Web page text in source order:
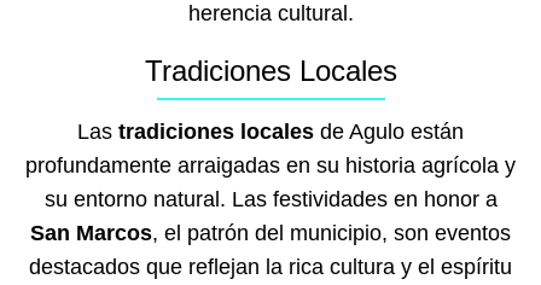
herencia cultural.
Tradiciones Locales
Las tradiciones locales de Agulo están
profundamente arraigadas en su historia agrícola y
su entorno natural. Las festividades en honor a
San Marcos, el patrón del municipio, son eventos
destacados que reflejan la rica cultura y el espíritu